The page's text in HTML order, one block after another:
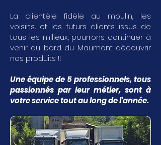
La clientèle fidèle au moulin, les
voisins, et les futurs clients issus de
tous les milieux, pourrons continuer à
venir au bord du Maumont découvrir
nos produits !!
Une équipe de 5 professionnels, tous
passionnés par leur métier, sont à
votre service tout au long de l'année.